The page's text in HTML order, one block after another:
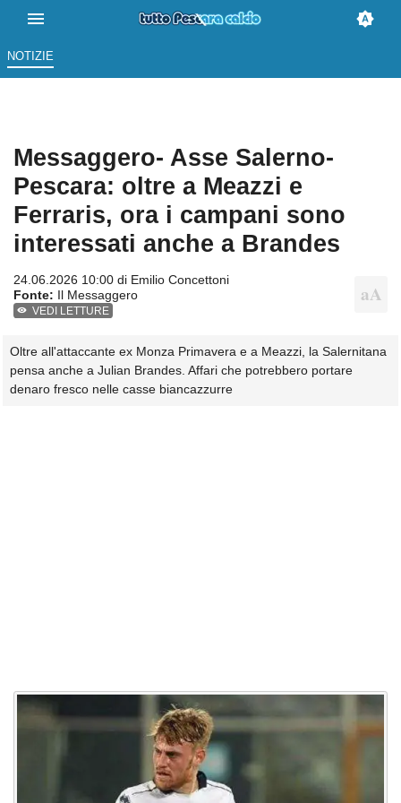
NOTIZIE
Messaggero- Asse Salerno-
Pescara: oltre a Meazzi e
Ferraris, ora i campani sono
interessati anche a Brandes
24.06.2026 10:00 di Emilio Concettoni
Fonte: Il Messaggero
VEDI LETTURE
Oltre all'attaccante ex Monza Primavera e a Meazzi, la Salernitana
pensa anche a Julian Brandes. Affari che potrebbero portare
denaro fresco nelle casse biancazzurre